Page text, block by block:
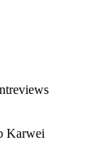
Karwei